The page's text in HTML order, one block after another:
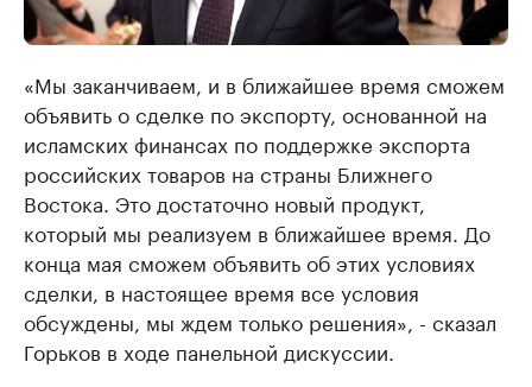
«Мы заканчиваем, и в ближайшее время сможем
объявить о сделке по экспорту, основанной на
исламских финансах по поддержке экспорта
российских товаров на страны Ближнего
Востока. Это достаточно новый продукт,
который мы реализуем в ближайшее время. До
конца мая сможем объявить об этих условиях
сделки, в настоящее время все условия
обсуждены, мы ждем только решения», - сказал
Горьков в ходе панельной дискуссии.